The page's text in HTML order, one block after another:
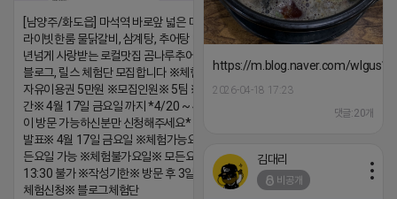
https://m.blog.naver.com/
2026-04-18 17:23
댓글:20개
[남양주/화도읍] 마석역 바로앞 넓은 매장과, 프
라이빗한룸 물닭갈비, 삼계탕, 추어탕 맛집 10
년넘게 사랑받는 로컬맛집 곰나루추어탕에서
블로그, 릴스 체험단 모집합니다 ※체험메뉴※
자유이용권 5만원 ※모집인원※ 5팀 ※모집기
간※ 4월 17일 금요일 까지 *4/20 ~ 4/26 사
이 방문 가능하신분만 신청해주세요* ※체험단
발표※ 4월 17일 금요일 ※체험가능요일※ 모
든요일 가능 ※체험불가요일※ 모든요일 12 ~
13:30 불가 ※작성기한※ 방문 후 3일 이내 ※
체험신청※ 블로그체험단
김대리
비공개